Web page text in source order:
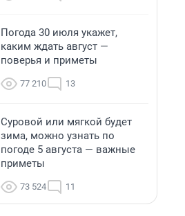
Погода 30 июля укажет,
каким ждать август —
поверья и приметы
77 210 13
Суровой или мягкой будет
зима, можно узнать по
погоде 5 августа — важные
приметы
73 524 11